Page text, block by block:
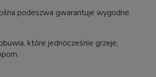
podeszwa gwarantuje wygodne
które jednocześnie grzeje,